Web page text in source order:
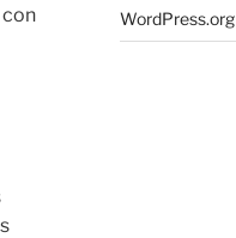
WordPress.org